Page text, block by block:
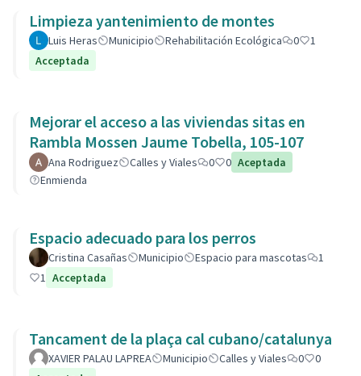
Limpieza yantenimiento de montes
Luis Heras Municipio Rehabilitación Ecológica 0
1
Acceptada
Mejorar el acceso a las viviendas sitas en
Rambla Mossen Jaume Tobella, 105-107
Ana Rodriguez Calles y Viales 0 0 Aceptada
Enmienda
Espacio adecuado para los perros
Cristina Casañas Municipio Espacio para mascotas
1
1 Acceptada
Tancament de la plaça cal cubano/catalunya
XAVIER PALAU LAPREA Municipio Calles y Viales 0
0